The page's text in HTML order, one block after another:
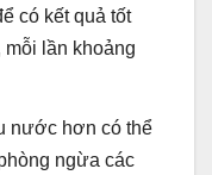
có kết quả tốt
lần khoảng
nước hơn có thể
ngừa các